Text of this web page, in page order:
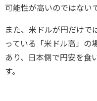
可能性が高いのではない
また、米ドルが円だけで
っている「米ドル高」の
あり、日本側で円安を食
す。